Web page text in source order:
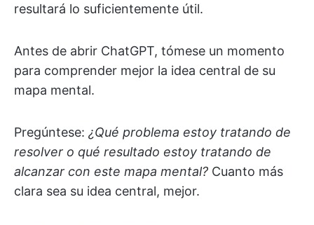
resultará lo suficientemente útil.
Antes de abrir ChatGPT, tómese un momento
para comprender mejor la idea central de su
mapa mental.
Pregúntese: ¿Qué problema estoy tratando de
resolver o qué resultado estoy tratando de
alcanzar con este mapa mental? Cuanto más
clara sea su idea central, mejor.